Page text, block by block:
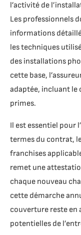
l’activité de
Les professionnels
informations
les techniques
des installations
cette base,
adaptée, incluant le
primes.
Il est essentiel pour
termes du contrat,
franchises
remet une
chaque nouveau
cette démarche
couverture reste en
potentielles de